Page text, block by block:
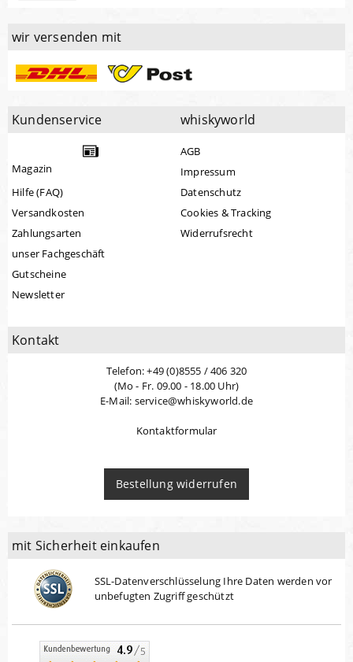
wir versenden mit
Kundenservice
Magazin
Hilfe (FAQ)
Versandkosten
Zahlungsarten
unser Fachgeschäft
Gutscheine
Newsletter
whiskyworld
AGB
Impressum
Datenschutz
Cookies & Tracking
Widerrufsrecht
Kontakt
Telefon: +49 (0)8555 / 406 320
(Mo - Fr. 09.00 - 18.00 Uhr)
E-Mail: service@whiskyworld.de
Kontaktformular
Bestellung widerrufen
mit Sicherheit einkaufen
SSL-Datenverschlüsselung Ihre Daten werden vor
unbefugten Zugriff geschützt